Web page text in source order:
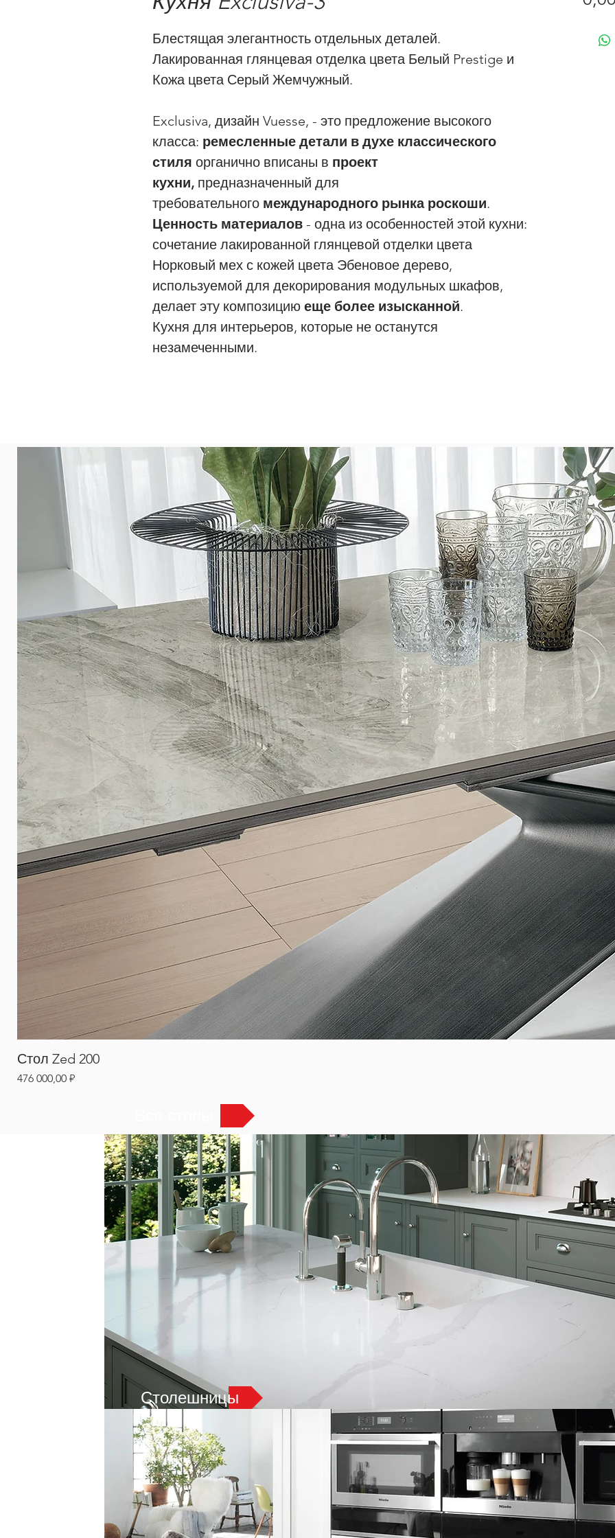
Блестящая элегантность отдельных деталей.
Лакированная глянцевая отделка цвета Белый Prestige и
Кожа цвета Серый Жемчужный.
Exclusiva, дизайн Vuesse, - это предложение высокого
класса: ремесленные детали в духе классического
стиля органично вписаны в проект
кухни, предназначенный для
требовательного международного рынка роскоши.
Ценность материалов - одна из особенностей этой кухни:
сочетание лакированной глянцевой отделки цвета
Норковый мех с кожей цвета Эбеновое дерево,
используемой для декорирования модульных шкафов,
делает эту композицию еще более изысканной.
Кухня для интерьеров, которые не останутся
незамеченными.
Стол Zed 200
Цена
476 000,00 ₽
Столешницы